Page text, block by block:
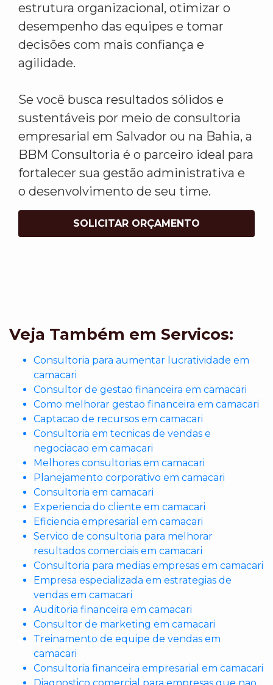
estrutura organizacional, otimizar o
desempenho das equipes e tomar
decisões com mais confiança e
agilidade.
Se você busca resultados sólidos e
sustentáveis por meio de consultoria
empresarial em Salvador ou na Bahia, a
BBM Consultoria é o parceiro ideal para
fortalecer sua gestão administrativa e
o desenvolvimento de seu time.
SOLICITAR ORÇAMENTO
Veja Também em Servicos:
Consultoria para aumentar lucratividade em
camacari
Consultor de gestao financeira em camacari
Como melhorar gestao financeira em camacari
Captacao de recursos em camacari
Consultoria em tecnicas de vendas e
negociacao em camacari
Melhores consultorias em camacari
Planejamento corporativo em camacari
Consultoria em camacari
Experiencia do cliente em camacari
Eficiencia empresarial em camacari
Servico de consultoria para melhorar
resultados comerciais em camacari
Consultoria para medias empresas em camacari
Empresa especializada em estrategias de
vendas em camacari
Auditoria financeira em camacari
Consultor de marketing em camacari
Treinamento de equipe de vendas em
camacari
Consultoria financeira empresarial em camacari